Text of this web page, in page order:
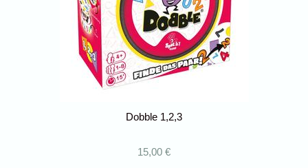
Dobble 1,2,3
15,00 €